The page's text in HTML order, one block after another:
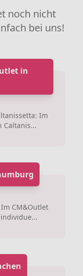
noch nicht
bei uns!
in
Im
Caltanis...
CM&Outlet